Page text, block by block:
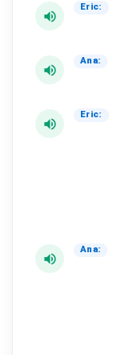
volume_up
Eric:
volume_up
Ana:
volume_up
Eric:
volume_up
Ana: